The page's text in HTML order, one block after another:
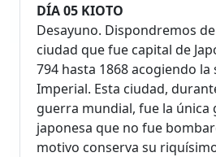
DÍA 05 KIOTO
Desayuno. Dispondremos
ciudad que fue capital de
794 hasta 1868 acogiendo la
Imperial. Esta ciudad,
guerra mundial, fue la única
japonesa que no fue
motivo conserva su